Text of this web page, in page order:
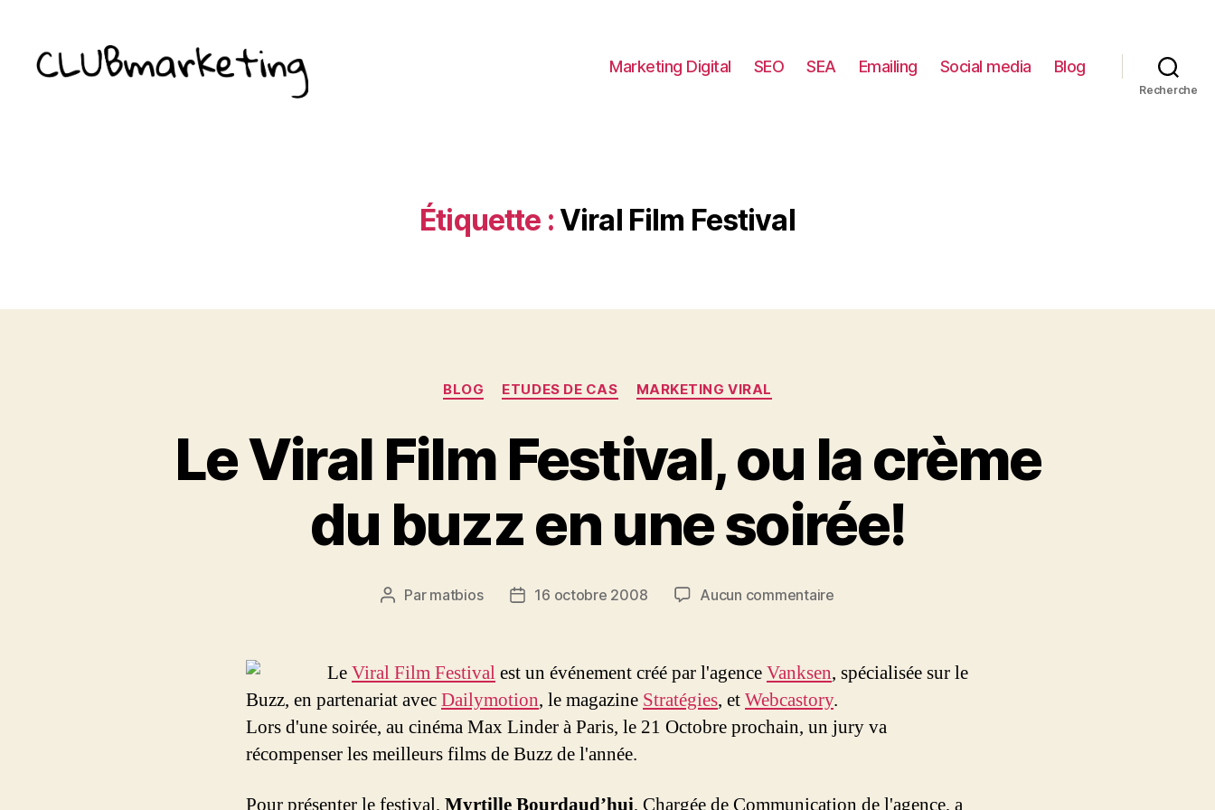
Marketing Digital SEO SEA Emailing Social media Blog
Recherche
Étiquette : Viral Film Festival
Catégories
BLOG ETUDES DE CAS MARKETING VIRAL
Le Viral Film Festival, ou la crème
du buzz en une soirée!
Auteur
Par matbios
Date16 octobre 2008 Aucun commentairesur
Festival,
ou
la
LeViral Film Festivalest un événement créé par l'agenceVanksen, spécialisée sur le
Buzz, en partenariat avecDailymotion, le magazine Stratégies, etWebcastory.
Lors d'une soirée, au cinéma Max Linder à Paris, le 21 Octobre prochain, un jury va
récompenser les meilleurs films de Buzz de l'année.
Pour présenter le festival, Myrtille Bourdaud’hui, Chargée de Communication de l'agence, a